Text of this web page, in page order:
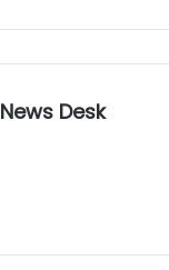
News Desk